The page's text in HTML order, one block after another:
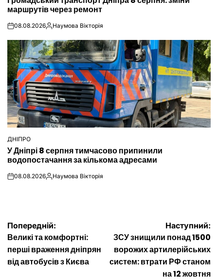
маршрутів через ремонт
on08.08.2026Опубліковано
Наумова Вікторія
ОПУБЛІКУВАТИ
У
ДНІПРО
У Дніпрі 8 серпня тимчасово припинили
водопостачання за кількома адресами
on08.08.2026Опубліковано
Наумова Вікторія
Навігація
записів
Попередній:
Великі та комфортні:
перші враження дніпрян
від автобусів з Києва
Наступний:
ЗСУ знищили понад 1500
ворожих артилерійських
систем: втрати РФ станом
на 12 жовтня